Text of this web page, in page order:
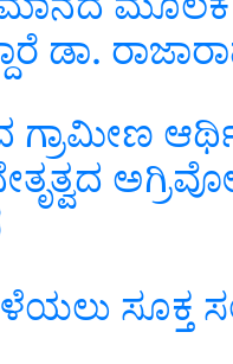
ಡಾ.
ಗ್ರಾಮೀಣ
ಸೂಕ್ತ